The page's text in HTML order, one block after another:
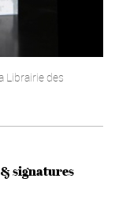
Librairie des
signatures